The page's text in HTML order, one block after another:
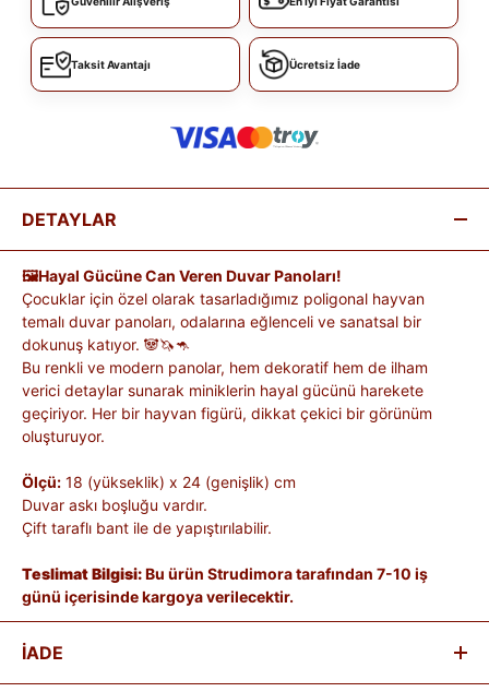
Taksit Avantajı Ücretsiz İade
DETAYLAR
🖼️Hayal Gücüne Can Veren Duvar Panoları!
Çocuklar için özel olarak tasarladığımız poligonal hayvan
temalı duvar panoları, odalarına eğlenceli ve sanatsal bir
dokunuş katıyor. 🐼🦄🦘
Bu renkli ve modern panolar, hem dekoratif hem de ilham
verici detaylar sunarak miniklerin hayal gücünü harekete
geçiriyor. Her bir hayvan figürü, dikkat çekici bir görünüm
oluşturuyor.
Ölçü: 18 (yükseklik) x 24 (genişlik) cm
Duvar askı boşluğu vardır.
Çift taraflı bant ile de yapıştırılabilir.
Teslimat Bilgisi:Bu ürün Strudimora tarafından 7-10 iş
günü içerisinde kargoya verilecektir.
İADE